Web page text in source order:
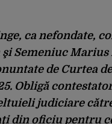
ca nefondate,
Semeniuc
de Curtea
Obligă
judiciare
din oficiu pentru